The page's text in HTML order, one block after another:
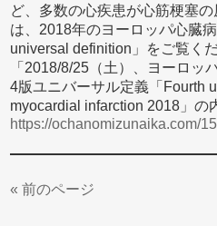
ど、多数の心疾患が心筋梗塞
は、2018年のヨーロッパ心臓
universal definition」をご覧くだ
「2018/8/25（土）、ヨーロッ
4版ユニバーサル定義「Fourth
myocardial infarction 2018」の
https://ochanomizunaika.com/
« 前のページ